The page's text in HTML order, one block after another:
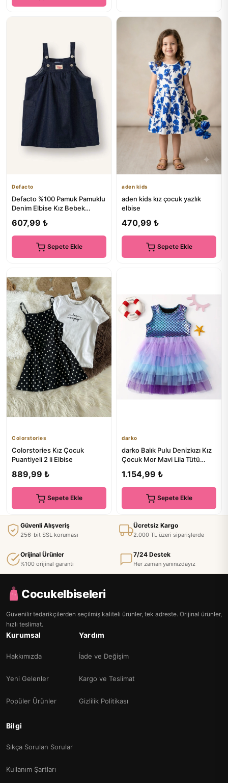
Defacto
Defacto %100 Pamuk Pamuklu
Denim Elbise Kız Bebek
607,99 ₺
Sepete Ekle
aden kids
aden kids kız çocuk yazlık
elbise
470,99 ₺
Sepete Ekle
Colorstories
Colorstories Kız Çocuk
Puantiyeli 2 li Elbise
889,99 ₺
Sepete Ekle
darko
darko Balık Pulu Denizkızı Kız
Çocuk Mor Mavi Lila Tütü
1.154,99 ₺
Sepete Ekle
Güvenli Alışveriş
256-bit SSL koruması
Ücretsiz Kargo
2.000 TL üzeri siparişlerde
Orijinal Ürünler
%100 orijinal garanti
7/24 Destek
Her zaman yanınızdayız
Cocukelbiseleri
Güvenilir tedarikçilerden seçilmiş kaliteli ürünler, tek adreste. Orijinal ürünler,
hızlı teslimat.
Kurumsal
Hakkımızda
Yeni Gelenler
Popüler Ürünler
Yardım
İade ve Değişim
Kargo ve Teslimat
Gizlilik Politikası
Bilgi
Sıkça Sorulan Sorular
Kullanım Şartları